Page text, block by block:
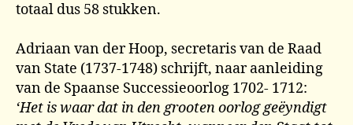
totaal dus 58 stukken.
Adriaan van der Hoop, secretaris van de Raad
van State (1737-1748) schrijft, naar aanleiding
van de Spaanse Successieoorlog 1702- 1712:
‘Het is waar dat in den grooten oorlog geëyndigt